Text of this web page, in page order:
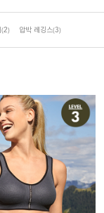
스트랩리스
(2) 압박 레깅스(3)